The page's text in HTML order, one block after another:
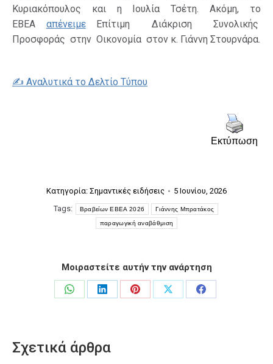
Κυριακόπουλος και η Ιουλία Τσέτη. Ακόμη, το
ΕΒΕΑ απένειμεΕπίτιμη Διάκριση Συνολικής
Προσφοράς στην Οικονομία στον κ. Γιάννη Στουρνάρα.
✍️ Αναλυτικά το Δελτίο Τύπου
Εκτύπωση
Κατηγορία: Σημαντικές ειδήσεις
5 Ιουνίου, 2026
Tags:
Βραβείων ΕΒΕΑ 2026 Γιάννης Μπρατάκος
παραγωγική αναβάθμιση
Μοιραστείτε αυτήν την ανάρτηση
Share
Share
Share
Share
Share
Σχετικά άρθρα